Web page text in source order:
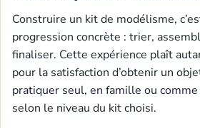
Construire un kit de modélisme,
progression concrète : trier,
finaliser. Cette expérience plaît
pour la satisfaction d’obtenir un
pratiquer seul, en famille ou
selon le niveau du kit choisi.